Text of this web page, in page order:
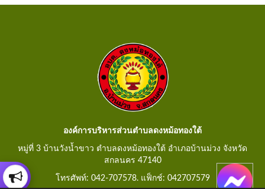
องค์การบริหารส่วนตำบลดงหม้อทองใต้
หมู่ที่ 3 บ้านวังน้ำขาว ตำบลดงหม้อทองใต้ อำเภอบ้านม่วง จังหวัด
สกลนคร 47140
โทรศัพท์: 042-707578. แฟ็กช์: 042707579